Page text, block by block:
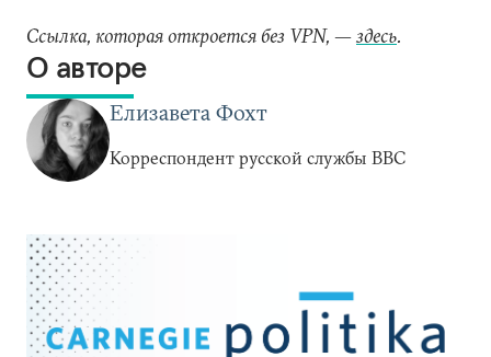
Ссылка, которая откроется без VPN, —здесь.
О авторе
Елизавета Фохт
Корреспондент русской службы BBC